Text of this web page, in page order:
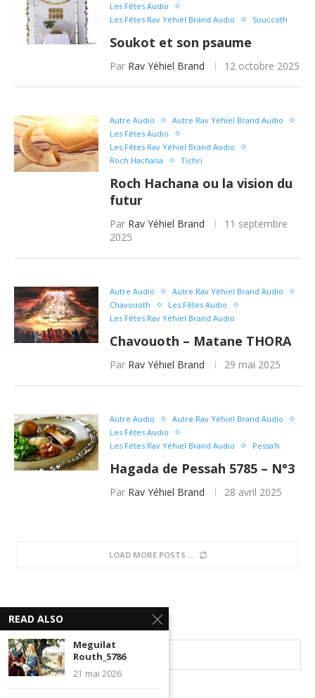
Les Fêtes Audio
Les Fêtes Rav Yéhiel Brand Audio
Souccoth
Soukot et son psaume
Par Rav Yéhiel Brand 12 octobre 2025
Autre Audio
Autre Rav Yéhiel Brand Audio
Les Fêtes Audio
Les Fêtes Rav Yéhiel Brand Audio
Roch Hachana
Tichri
Roch Hachana ou la vision du
futur
Par Rav Yéhiel Brand
11 septembre
2025
Autre Audio
Autre Rav Yéhiel Brand Audio
Chavouoth
Les Fêtes Audio
Les Fêtes Rav Yéhiel Brand Audio
Chavouoth – Matane THORA
Par Rav Yéhiel Brand 29 mai 2025
Autre Audio
Autre Rav Yéhiel Brand Audio
Les Fêtes Audio
Les Fêtes Rav Yéhiel Brand Audio
Pessa'h
Hagada de Pessah 5785 – N°3
Par Rav Yéhiel Brand 28 avril 2025
Les Fêtes Audio
Pessah
Rav Yéhiel Brand 25 avril 2025
READ ALSO
Meguilat
Routh_5786
21 mai 2026